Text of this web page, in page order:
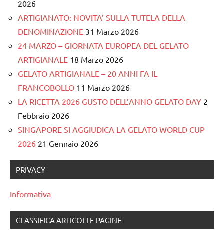
2026
ARTIGIANATO: NOVITA’ SULLA TUTELA DELLA
DENOMINAZIONE 31 Marzo 2026
24 MARZO – GIORNATA EUROPEA DEL GELATO
ARTIGIANALE 18 Marzo 2026
GELATO ARTIGIANALE – 20 ANNI FA IL
FRANCOBOLLO 11 Marzo 2026
LA RICETTA 2026 GUSTO DELL’ANNO GELATO DAY 2
Febbraio 2026
SINGAPORE SI AGGIUDICA LA GELATO WORLD CUP
2026 21 Gennaio 2026
PRIVACY
Informativa
CLASSIFICA ARTICOLI E PAGINE